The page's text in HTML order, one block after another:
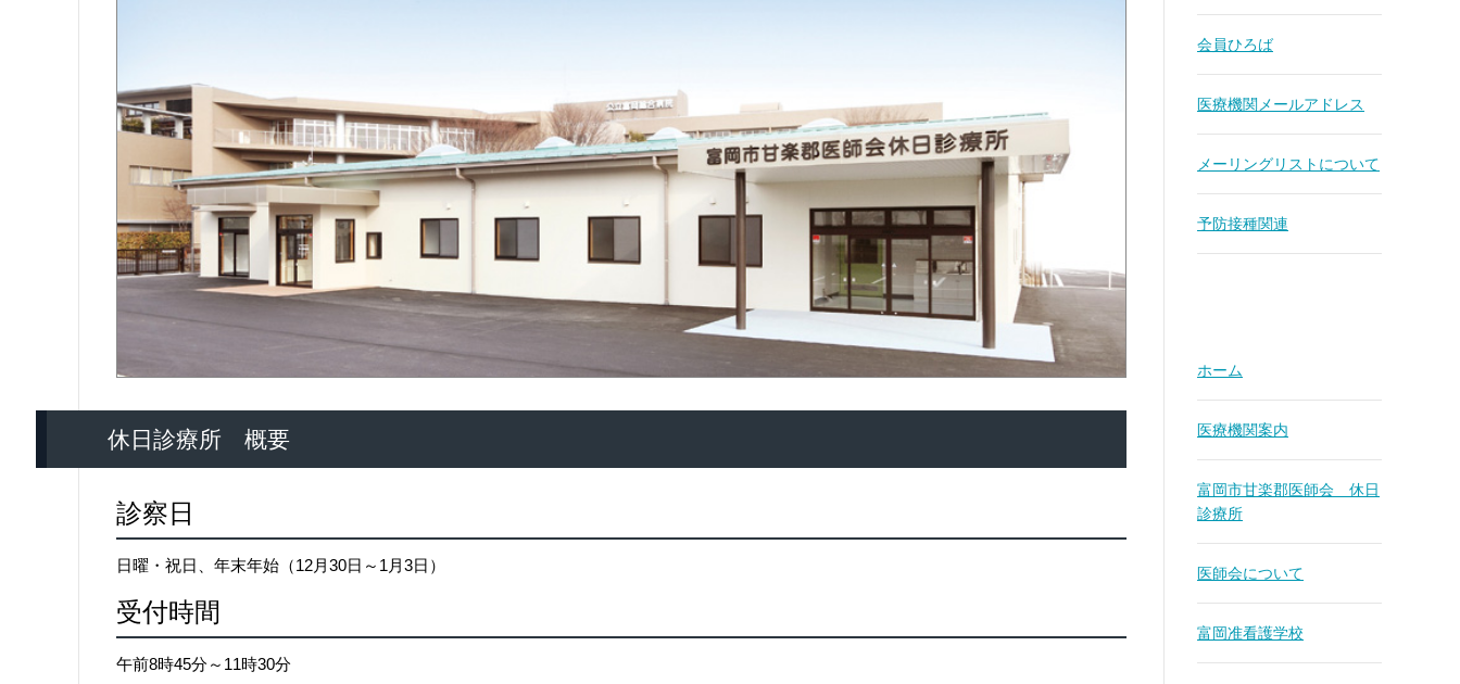
休日診療所 概要
診察日
日曜・祝日、年末年始（12月30日～1月3日）
受付時間
午前8時45分～11時30分
会員ひろば
医療機関メールアドレス
メーリングリストについて
予防接種関連
ホーム
医療機関案内
富岡市甘楽郡医師会 休日
診療所
医師会について
富岡准看護学校